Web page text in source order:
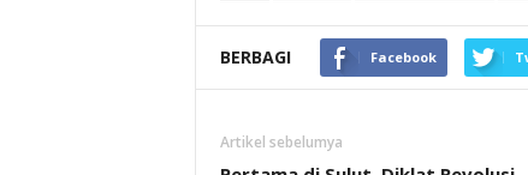
BERBAGI Facebook
Artikel sebelumya